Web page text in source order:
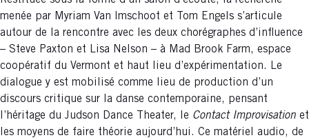
menée par Myriam Van Imschoot et Tom Engels s’articule
autour de la rencontre avec les deux chorégraphes d’influence
– Steve Paxton et Lisa Nelson – à Mad Brook Farm, espace
coopératif du Vermont et haut lieu d’expérimentation. Le
dialogue y est mobilisé comme lieu de production d’un
discours critique sur la danse contemporaine, pensant
l’héritage du Judson Dance Theater, le Contact Improvisation et
les moyens de faire théorie aujourd’hui. Ce matériel audio, de